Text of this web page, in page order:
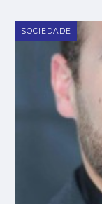
SOCIEDADE